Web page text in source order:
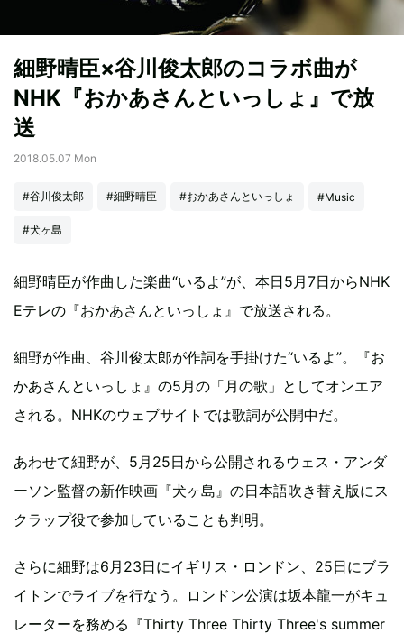
細野晴臣×谷川俊太郎のコラボ曲が
NHK『おかあさんといっしょ』で放
送
2018.05.07 Mon
#谷川俊太郎 #細野晴臣 #おかあさんといっしょ #Music
#犬ヶ島
細野晴臣が作曲した楽曲“いるよ”が、本日5月7日からNHK
Eテレの『おかあさんといっしょ』で放送される。
細野が作曲、谷川俊太郎が作詞を手掛けた“いるよ”。『お
かあさんといっしょ』の5月の「月の歌」としてオンエア
される。NHKのウェブサイトでは歌詞が公開中だ。
あわせて細野が、5月25日から公開されるウェス・アンダ
ーソン監督の新作映画『犬ヶ島』の日本語吹き替え版にス
クラップ役で参加していることも判明。
さらに細野は6月23日にイギリス・ロンドン、25日にブラ
イトンでライブを行なう。ロンドン公演は坂本龍一がキュ
レーターを務める『Thirty Three Thirty Three's summer